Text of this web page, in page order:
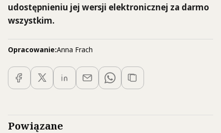
udostępnieniu jej wersji elektronicznej za darmo
wszystkim.
Opracowanie:Anna Frach
Powiązane